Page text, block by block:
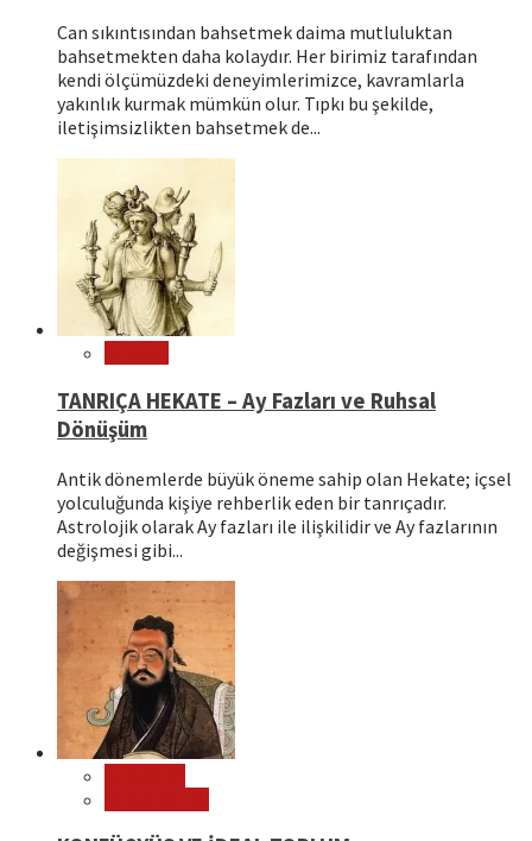
Can sıkıntısından bahsetmek daima mutluluktan
bahsetmekten daha kolaydır. Her birimiz tarafından
kendi ölçümüzdeki deneyimlerimizce, kavramlarla
yakınlık kurmak mümkün olur. Tıpkı bu şekilde,
iletişimsizlikten bahsetmek de...
TANRIÇA HEKATE – Ay Fazları ve Ruhsal
Dönüşüm
Antik dönemlerde büyük öneme sahip olan Hekate; içsel
yolculuğunda kişiye rehberlik eden bir tanrıçadır.
Astrolojik olarak Ay fazları ile ilişkilidir ve Ay fazlarının
değişmesi gibi...